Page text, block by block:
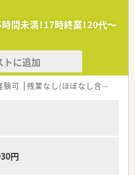
間未満！17時終業！20代～
トに追加
験可 残業なし(ほぼなし含む)
円